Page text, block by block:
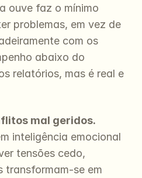
ouve faz o mínimo
problemas, em vez de
com os
abaixo do
relatórios, mas é real e
mal geridos.
inteligência emocional
tensões cedo,
transformam-se em